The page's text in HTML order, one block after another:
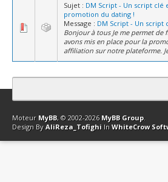
Sujet : DM Script - Un script clé
promotion du dating !
Message : DM Script - Un script
Bonjour à tous Je me permet
avons mis en place pour la
affiliation sur notre plateforme.
Contact Club Affiliation Retourner en
Moteur MyBB, © 2002-2026 MyBB Group.
Design By AliReza_Tofighi In WhiteCrow